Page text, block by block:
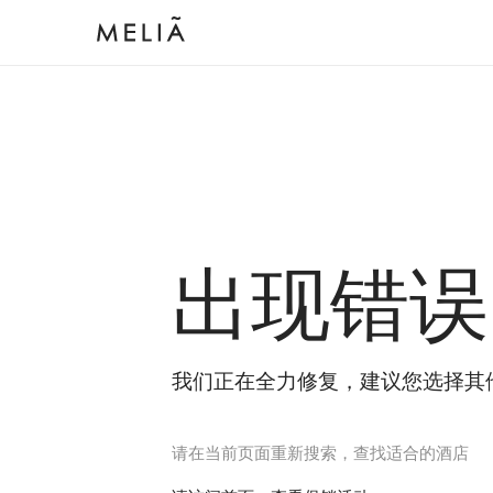
出现错误
我们正在全力修复，建议您选择其
请在当前页面重新搜索，查找适合的酒店